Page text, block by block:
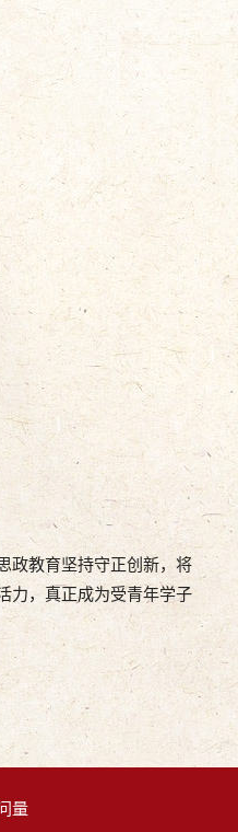
教育坚持守正创新，将
力，真正成为受青年学子
量